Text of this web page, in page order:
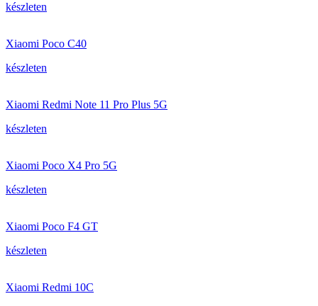
készleten
Xiaomi Poco C40
készleten
Xiaomi Redmi Note 11 Pro Plus 5G
készleten
Xiaomi Poco X4 Pro 5G
készleten
Xiaomi Poco F4 GT
készleten
Xiaomi Redmi 10C